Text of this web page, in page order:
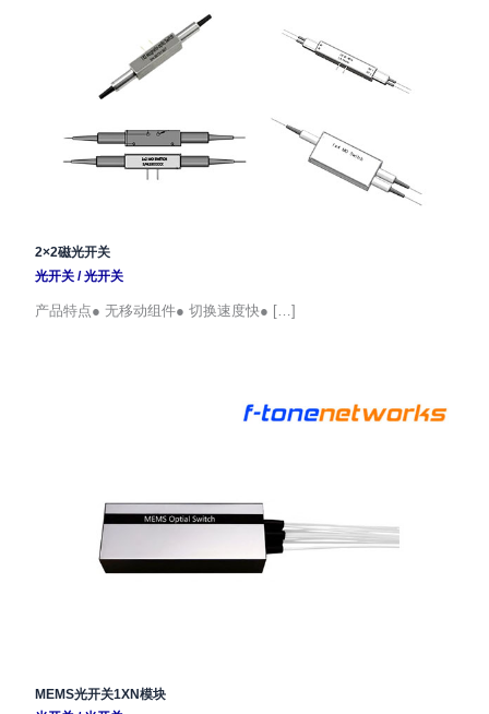
2×2磁光开关
光开关/光开关
产品特点● 无移动组件● 切换速度快● […]
MEMS光开关1XN模块